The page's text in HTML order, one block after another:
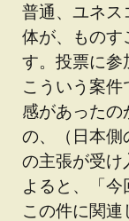
普通、ユネス
体が、ものす
す。投票に参
こういう案件
感があった
の、（日本側
の主張が受け
よると、「今
この件に関